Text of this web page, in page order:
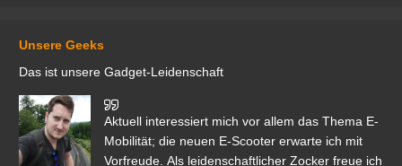
Unsere Geeks
Das ist unsere Gadget-Leidenschaft
Aktuell interessiert mich vor allem das Thema E-
Mobilität; die neuen E-Scooter erwarte ich mit
Vorfreude. Als leidenschaftlicher Zocker freue ich